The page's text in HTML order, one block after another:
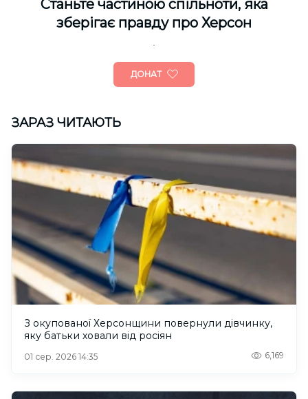
Cтаньте частиною спільноти, яка
зберігає правду про Херсон
ДОНАТ
ЗАРАЗ ЧИТАЮТЬ
З окупованої Херсонщини повернули дівчинку,
яку батьки ховали від росіян
01 сер. 2026 14:35 6,169